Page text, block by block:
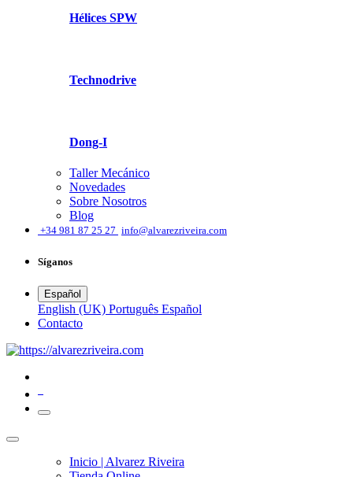
Hélices SPW
Technodrive
Dong-I
Taller Mecánico
Novedades
Sobre Nosotros
Blog
+34 981 87 25 27 info@alvarezriveira.com
Síganos
Español
English (UK) Português Español
​Contacto
Inicio | Alvarez Riveira